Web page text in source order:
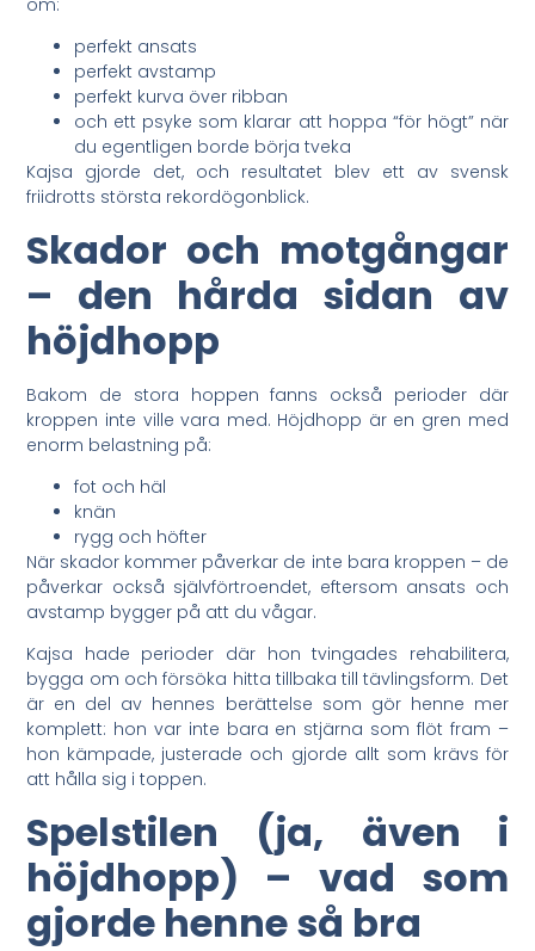
perfekt ansats
perfekt avstamp
perfekt kurva över ribban
och ett psyke som klarar att hoppa “för högt” när
du egentligen borde börja tveka
Kajsa gjorde det, och resultatet blev ett av svensk
friidrotts största rekordögonblick.
Skador och motgångar
– den hårda sidan av
höjdhopp
Bakom de stora hoppen fanns också perioder där
kroppen inte ville vara med. Höjdhopp är en gren med
enorm belastning på:
fot och häl
knän
rygg och höfter
När skador kommer påverkar de inte bara kroppen – de
påverkar också självförtroendet, eftersom ansats och
avstamp bygger på att du vågar.
Kajsa hade perioder där hon tvingades rehabilitera,
bygga om och försöka hitta tillbaka till tävlingsform. Det
är en del av hennes berättelse som gör henne mer
komplett: hon var inte bara en stjärna som flöt fram –
hon kämpade, justerade och gjorde allt som krävs för
att hålla sig i toppen.
Spelstilen (ja, även i
höjdhopp) – vad som
gjorde henne så bra